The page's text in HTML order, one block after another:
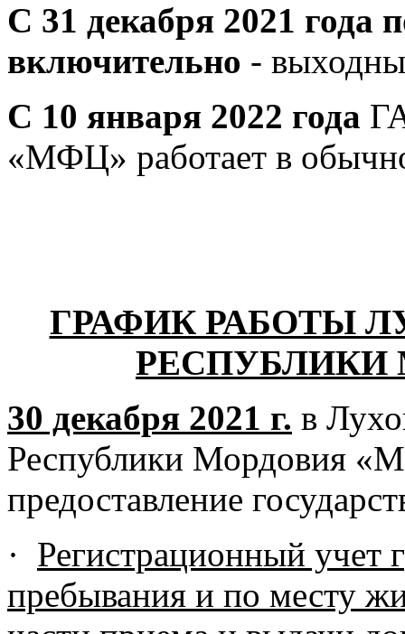
С 31 декабря 2021 года
включительно -
С 10 января 2022 года
«МФЦ» работает в
ГРАФИК РАБОТЫ
РЕСПУБЛИКИ
30 декабря 2021 г. в
Республики Мордовия
предоставление
· Регистрационный учет
пребывания и по месту